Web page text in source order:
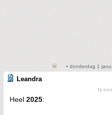
• donderdag 1
Leandra
Is
Heel 2025: